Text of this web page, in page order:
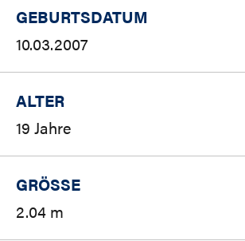
GEBURTSDATUM
10.03.2007
ALTER
19 Jahre
GRÖSSE
2.04 m